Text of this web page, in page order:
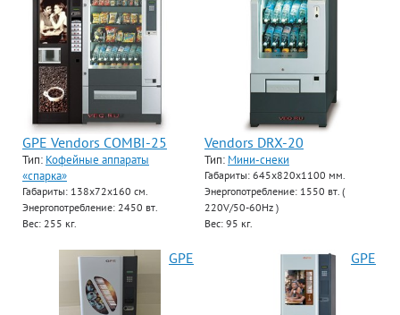
GPE Vendors COMBI-25
Тип: Кофейные аппараты
«спарка»
Габариты: 138х72х160 см.
Энергопотребление: 2450 вт.
Вес: 255 кг.
Vendors DRX-20
Тип: Мини-снеки
Габариты: 645х820х1100 мм.
Энергопотребление: 1550 вт. (
220V/50-60Hz )
Вес: 95 кг.
GPE GPE